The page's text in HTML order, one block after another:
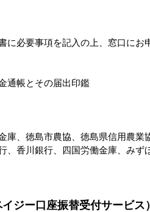
必要事項を記入の上、窓口にお
通帳とその届出印鑑
、徳島市農協、徳島県信用農業
、香川銀行、四国労働金庫、みず
ジー口座振替受付サービス）